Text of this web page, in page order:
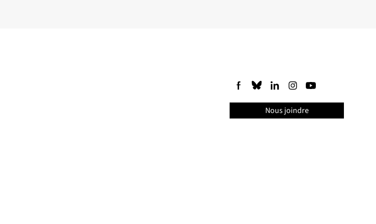
Nous joindre